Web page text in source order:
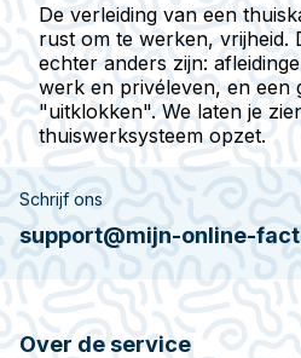
De verleiding van een
rust om te werken, vrijheid.
echter anders zijn:
werk en privéleven, en een
"uitklokken". We laten je
thuiswerksysteem opzet.
Schrijf ons
support@mijn-online-
Over de service